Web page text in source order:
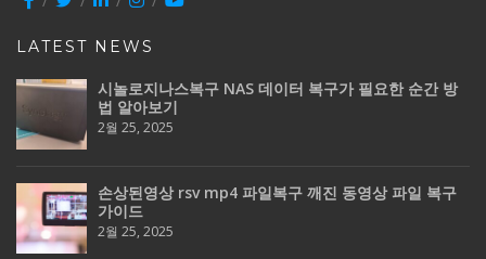
LATEST NEWS
시놀로지나스복구 NAS 데이터 복구가 필요한 순간 방
법 알아보기
2월 25, 2025
손상된영상 rsv mp4 파일복구 깨진 동영상 파일 복구
가이드
2월 25, 2025